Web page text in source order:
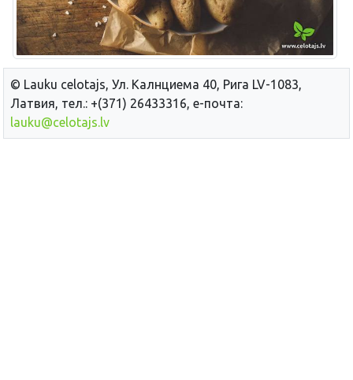
© Lauku сelotajs, Ул. Калнциема 40, Рига LV-1083,
Латвия, тел.: +(371) 26433316, е-почта:
lauku@celotajs.lv